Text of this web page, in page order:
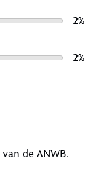
2%
2%
de ANWB.